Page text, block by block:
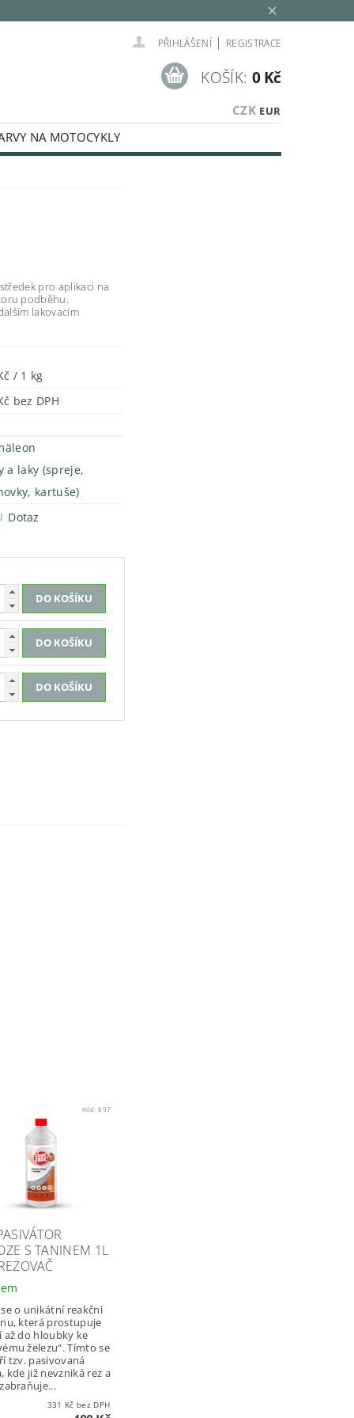
PŘIHLÁŠENÍ | REGISTRACE
CZK EUR
KOŠÍK: 0 Kč
NA MOTOCYKLY
BARVY
SADY
STŘÍKACÍ TECHNIKA, PISTOLE
pro aplikaci na
podběhu.
lakovacím
/ 1 kg
241 Kč bez DPH
a laky (spreje,
kartuše)
Dotaz
Kód:897
S TANINEM 1L
se o unikátní reakční
která prostupuje
až do hloubky ke
železu“. Tímto se
tzv. pasivovaná
kde již nevzniká rez a
331 Kč bez DPH